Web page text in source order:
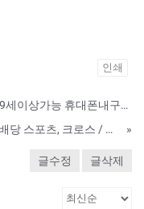
인쇄
@usim120 서진통신 선불유심내구제 19세이상가능 휴대폰내구제 가개통 비상금대출 선불유심판매 긴급대출 선불유심매입 카드깡 앱테크 선불유심맛집
신규 가입 40% / 매충 10% / 돌발 15% / 고배당 스포츠, 크로스 / 무제재
»
글수정 글삭제